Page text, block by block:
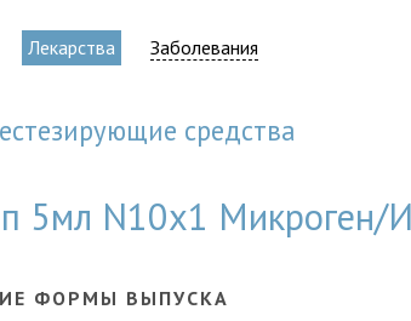
Лекарства Заболевания
средства
5мл N10x1
ФОРМЫ ВЫПУСКА